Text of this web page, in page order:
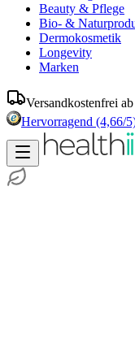
Beauty & Pflege
Bio- &
Dermokosmetik
Longevity
Marken
Versandkostenfrei
Hervorragend (4,66/